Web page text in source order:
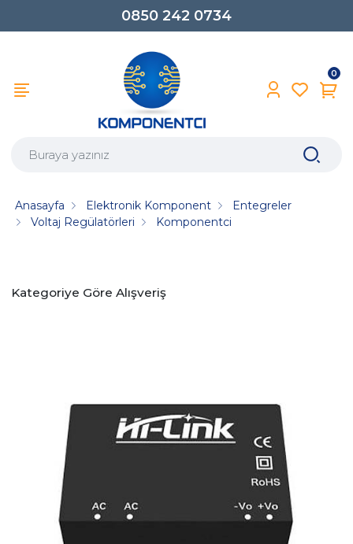
0850 242 0734
0
Anasayfa Elektronik Komponent
Entegreler
Voltaj Regülatörleri
Komponentci
Kategoriye Göre Alışveriş